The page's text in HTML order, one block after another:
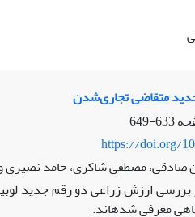
متقاضی تجاری‌شدن
633-649
https://doi.org/
مصطفی شاکری، حامد نصیری
بررسی ارزش زراعی دو رقم جدید
معرفی شده­اند.